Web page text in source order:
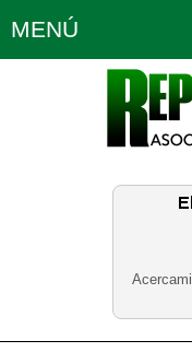
MENÚ
Política